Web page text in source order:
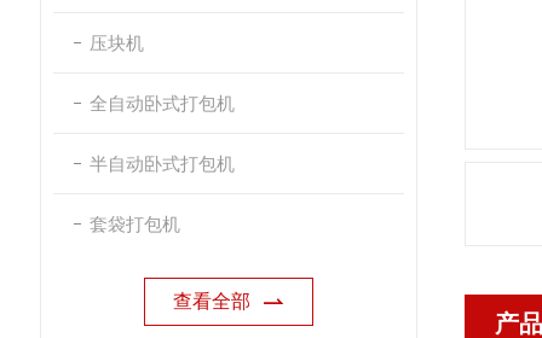
压块机
全自动卧式打包机
半自动卧式打包机
套袋打包机
查看全部
产